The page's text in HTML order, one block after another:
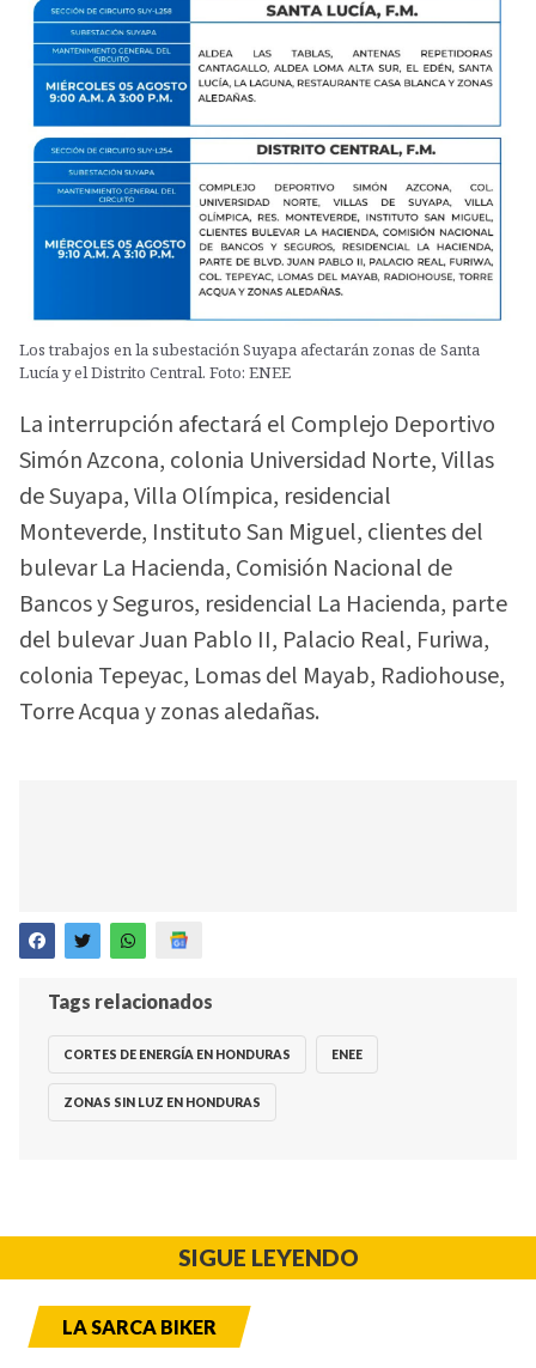
Los trabajos en la subestación Suyapa afectarán zonas de Santa
Lucía y el Distrito Central. Foto: ENEE
La interrupción afectará el Complejo Deportivo
Simón Azcona, colonia Universidad Norte, Villas
de Suyapa, Villa Olímpica, residencial
Monteverde, Instituto San Miguel, clientes del
bulevar La Hacienda, Comisión Nacional de
Bancos y Seguros, residencial La Hacienda, parte
del bulevar Juan Pablo II, Palacio Real, Furiwa,
colonia Tepeyac, Lomas del Mayab, Radiohouse,
Torre Acqua y zonas aledañas.
Tags relacionados
CORTES DE ENERGÍA EN HONDURAS ENEE
ZONAS SIN LUZ EN HONDURAS
SIGUE LEYENDO
LA SARCA BIKER